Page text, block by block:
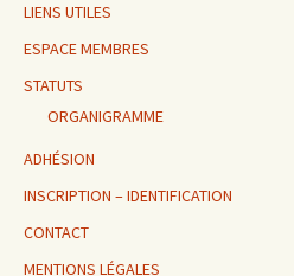
LIENS UTILES
ESPACE MEMBRES
STATUTS
ORGANIGRAMME
ADHÉSION
INSCRIPTION – IDENTIFICATION
CONTACT
MENTIONS LÉGALES